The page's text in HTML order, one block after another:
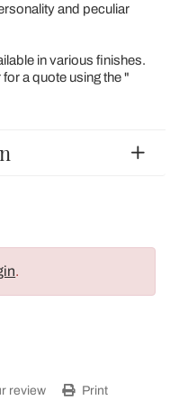
and peculiar
in various finishes.
a quote using the "
.
review Print